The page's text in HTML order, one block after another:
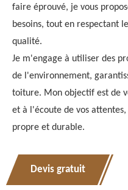
faire éprouvé, je vous
besoins, tout en respectant
qualité.
Je m'engage à utiliser des
de l'environnement,
toiture. Mon objectif est de
et à l'écoute de vos
propre et durable.
Devis gratuit